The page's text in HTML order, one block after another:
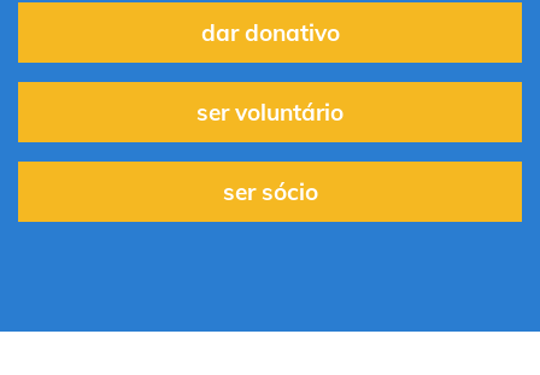
dar donativo
ser voluntário
ser sócio